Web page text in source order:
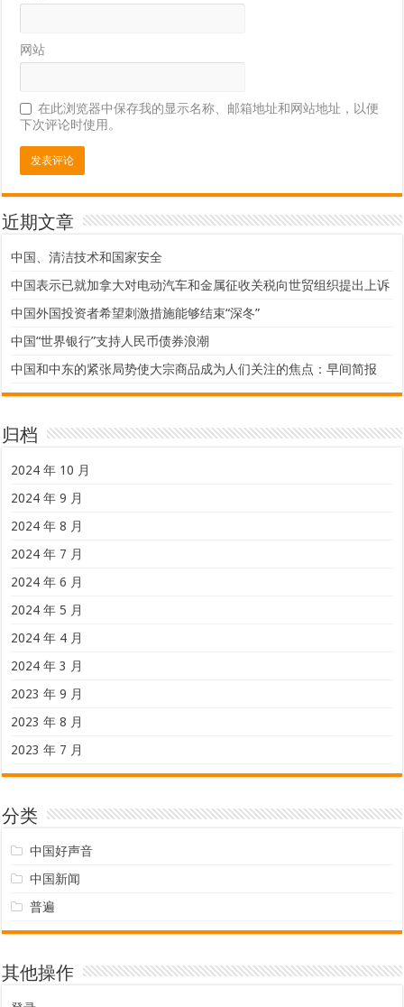
网站
在此浏览器中保存我的显示名称、邮箱地址和网站地址，以便
下次评论时使用。
近期文章
中国、清洁技术和国家安全
中国表示已就加拿大对电动汽车和金属征收关税向世贸组织提出上诉
中国外国投资者希望刺激措施能够结束“深冬”
中国“世界银行”支持人民币债券浪潮
中国和中东的紧张局势使大宗商品成为人们关注的焦点：早间简报
归档
2024 年 10 月
2024 年 9 月
2024 年 8 月
2024 年 7 月
2024 年 6 月
2024 年 5 月
2024 年 4 月
2024 年 3 月
2023 年 9 月
2023 年 8 月
2023 年 7 月
分类
中国好声音
中国新闻
普遍
其他操作